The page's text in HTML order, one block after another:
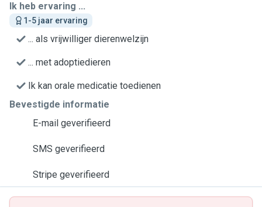
Ik heb ervaring ...
1-5 jaar ervaring
... als vrijwilliger dierenwelzijn
... met adoptiedieren
Ik kan orale medicatie toedienen
Bevestigde informatie
E-mail geverifieerd
SMS geverifieerd
Stripe geverifieerd